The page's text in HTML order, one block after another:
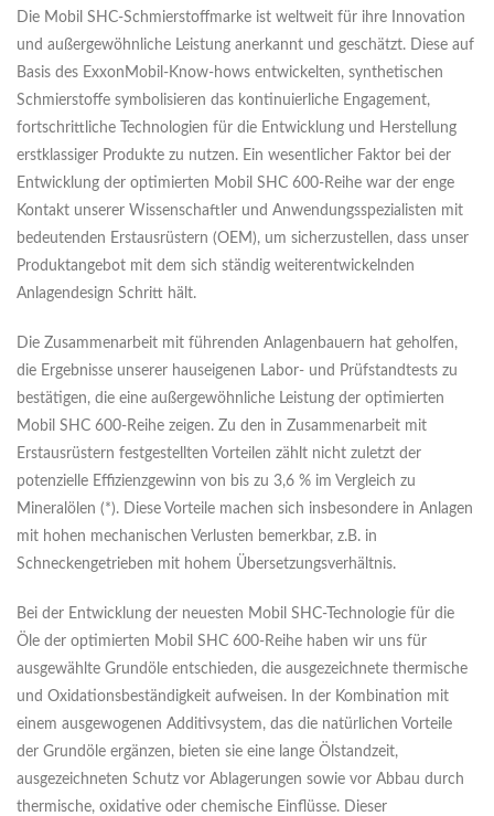
Die Mobil SHC-Schmierstoffmarke ist weltweit für ihre Innovation
und außergewöhnliche Leistung anerkannt und geschätzt. Diese auf
Basis des ExxonMobil-Know-hows entwickelten, synthetischen
Schmierstoffe symbolisieren das kontinuierliche Engagement,
fortschrittliche Technologien für die Entwicklung und Herstellung
erstklassiger Produkte zu nutzen. Ein wesentlicher Faktor bei der
Entwicklung der optimierten Mobil SHC 600-Reihe war der enge
Kontakt unserer Wissenschaftler und Anwendungsspezialisten mit
bedeutenden Erstausrüstern (OEM), um sicherzustellen, dass unser
Produktangebot mit dem sich ständig weiterentwickelnden
Anlagendesign Schritt hält.
Die Zusammenarbeit mit führenden Anlagenbauern hat geholfen,
die Ergebnisse unserer hauseigenen Labor- und Prüfstandtests zu
bestätigen, die eine außergewöhnliche Leistung der optimierten
Mobil SHC 600-Reihe zeigen. Zu den in Zusammenarbeit mit
Erstausrüstern festgestellten Vorteilen zählt nicht zuletzt der
potenzielle Effizienzgewinn von bis zu 3,6 % im Vergleich zu
Mineralölen (*). Diese Vorteile machen sich insbesondere in Anlagen
mit hohen mechanischen Verlusten bemerkbar, z.B. in
Schneckengetrieben mit hohem Übersetzungsverhältnis.
Bei der Entwicklung der neuesten Mobil SHC-Technologie für die
Öle der optimierten Mobil SHC 600-Reihe haben wir uns für
ausgewählte Grundöle entschieden, die ausgezeichnete thermische
und Oxidationsbeständigkeit aufweisen. In der Kombination mit
einem ausgewogenen Additivsystem, das die natürlichen Vorteile
der Grundöle ergänzen, bieten sie eine lange Ölstandzeit,
ausgezeichneten Schutz vor Ablagerungen sowie vor Abbau durch
thermische, oxidative oder chemische Einflüsse. Dieser